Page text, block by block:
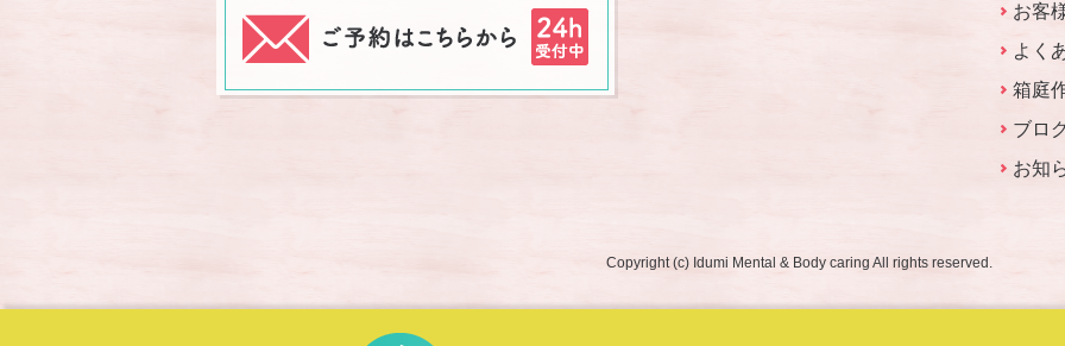
お客
よく
箱庭
ブロ
お知
Copyright (c) Idumi Mental & Body caring All rights reserved.